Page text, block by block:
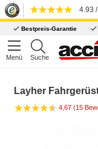
4.93
Bestpreis-Garantie
Menü Suche
Layher
4,67 (15